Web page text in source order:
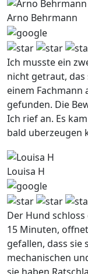
Arno Behrmann
Ich musste ein
nicht getraut, das
einem Fachmann
gefunden. Die
Ich rief an. Es
bald uberzeugen
Louisa H
Der Hund
15 Minuten,
gefallen, dass
mechanischen